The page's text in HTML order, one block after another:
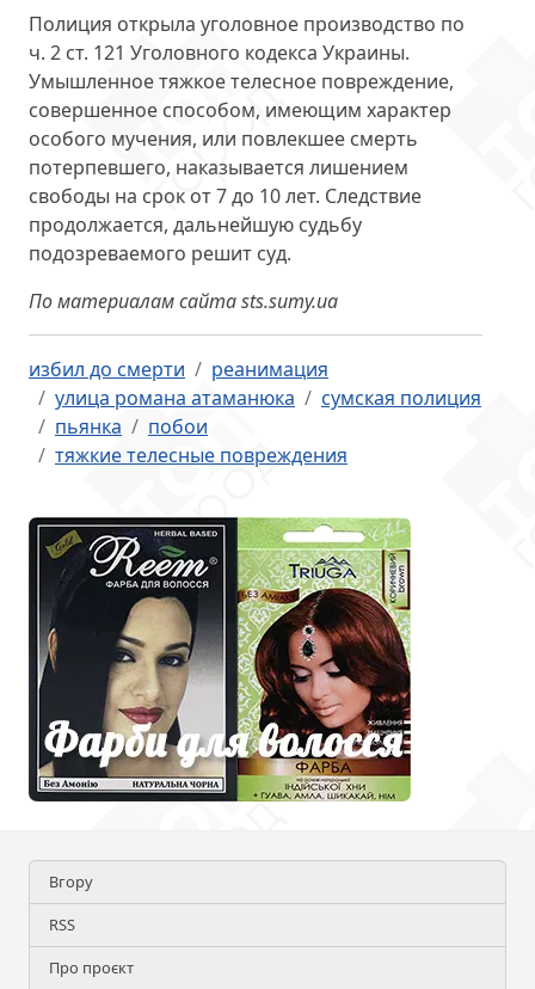
Полиция открыла уголовное производство по
ч. 2 ст. 121 Уголовного кодекса Украины.
Умышленное тяжкое телесное повреждение,
совершенное способом, имеющим характер
особого мучения, или повлекшее смерть
потерпевшего, наказывается лишением
свободы на срок от 7 до 10 лет. Следствие
продолжается, дальнейшую судьбу
подозреваемого решит суд.
По материалам сайта sts.sumy.ua
избил до смерти
реанимация
улица романа атаманюка
сумская полиция
пьянка
побои
тяжкие телесные повреждения
Вгору
RSS
Про проєкт